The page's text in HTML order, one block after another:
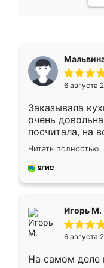
6 августа
Заказывала
очень
посчитала, на
Замерщик
делу со всей
за день,
Читать полностью
Игорь М.
6 августа
На самом деле